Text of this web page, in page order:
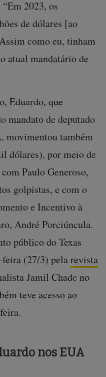
2023, os
de dólares [ao
como eu, tinham
atual mandatário de
Eduardo, que
mandato de deputado
movimentou também
dólares), por meio de
Paulo Generoso,
golpistas, e com o
e Incentivo à
André Porciúncula.
público do Texas
(27/3) pelarevista
Jamil Chade no
teve acesso ao
nos EUA